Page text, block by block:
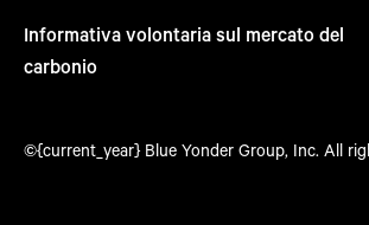
Informativa volontaria sul mercato del
carbonio
©{current_year} Blue Yonder Group, Inc. All